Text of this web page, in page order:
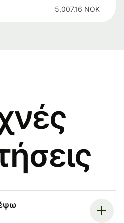
5,007.16 NOK